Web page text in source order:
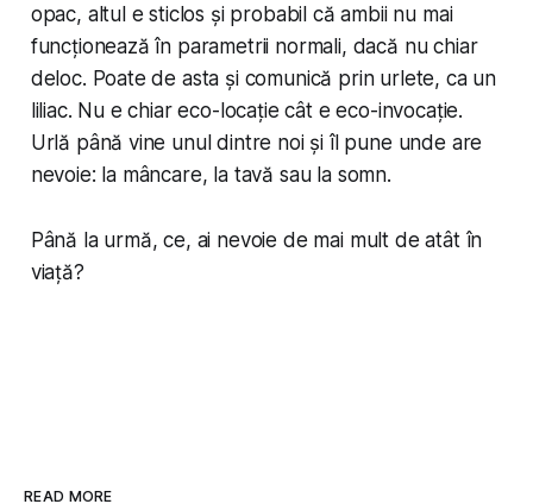
opac, altul e sticlos și probabil că ambii nu mai
funcționează în parametrii normali, dacă nu chiar
deloc. Poate de asta și comunică prin urlete, ca un
liliac. Nu e chiar eco-locație cât e eco-invocație.
Urlă până vine unul dintre noi și îl pune unde are
nevoie: la mâncare, la tavă sau la somn.
Până la urmă, ce, ai nevoie de mai mult de atât în
viață?
READ MORE